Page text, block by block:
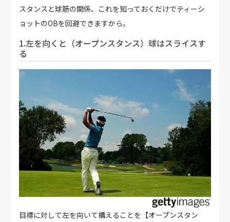
スタンスと球筋の関係、これを知っておくだけでティーシ
ョットのOBを回避できますから。
1.左を向くと（オープンスタンス）球はスライスす
る
目標に対して左を向いて構えることを【オープンスタン